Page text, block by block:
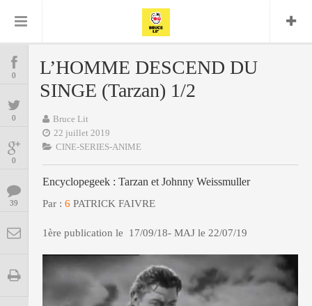
COMICS
MANGAS
BD
ENCYCLOPEGEEK
CINE-SERIES-ANIME
MUSIQUE
0
0
0
39
L’HOMME DESCEND DU
SINGE (Tarzan) 1/2
Bruce Lit
22 juillet 2019
CINE-SERIES-ANIME
Encyclopegeek : Tarzan et Johnny Weissmuller
Par : 6 PATRICK FAIVRE
1ère publication le 17/09/18- MAJ le 22/07/19
Comics
Daredevil
Delcourt
Encyclopegeek
Figure
Replay
Glénat Graphic Novel
Independants JB Vu Van
Nguyen
Marvel Mattie boy Musique
Panini Patrick Faivre Presse
Présence Punisher Rock Semic
Tornado Urban xmen